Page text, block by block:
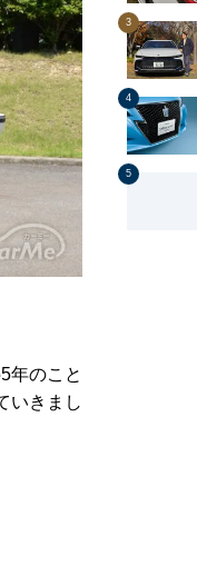
年のこと
いきまし